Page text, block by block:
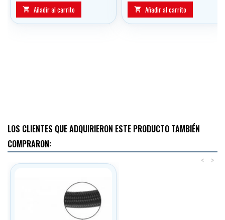
 Añadir al carrito  Añadir al carrito
LOS CLIENTES QUE ADQUIRIERON ESTE PRODUCTO TAMBIÉN
COMPRARON:
>
<